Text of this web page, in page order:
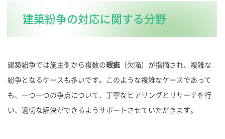
建築紛争の対応に関する分野
建築紛争では施主側から複数の瑕疵 （欠陥）が指摘され、複雑な
紛争となるケースも多いです。このような複雑なケースであって
も、一つ一つの争点について、丁寧なヒアリングとリサーチを行
い、適切な解決ができるようサポートさせていただきます。